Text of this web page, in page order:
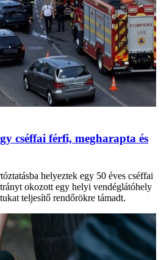
cséffai férfi, megharapta és
helyeztek egy 50 éves cséffai
okozott egy helyi vendéglátóhely
teljesítő rendőrökre támadt.